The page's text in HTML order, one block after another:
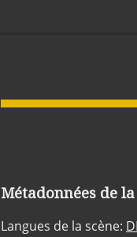
Métadonnées de la
Langues de la scène: